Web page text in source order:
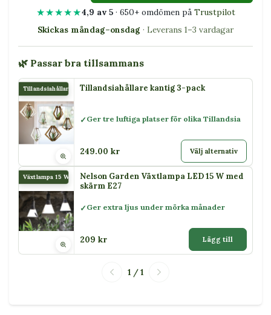
★★★★★4,9 av 5· 650+ omdömen på Trustpilot
Skickas måndag–onsdag · Leverans 1–3 vardagar
🌿 Passar bra tillsammans
Tillandsiahållare kantig 3-packTillandsiahållare kantig 3-pack
Ger tre luftiga platser för olika Tillandsia
249.00 kr Välj alternativ
Växtlampa 15 W
Nelson Garden Växtlampa LED 15 W med
skärm E27
Ger extra ljus under mörka månader
209 kr Lägg till
1 / 1